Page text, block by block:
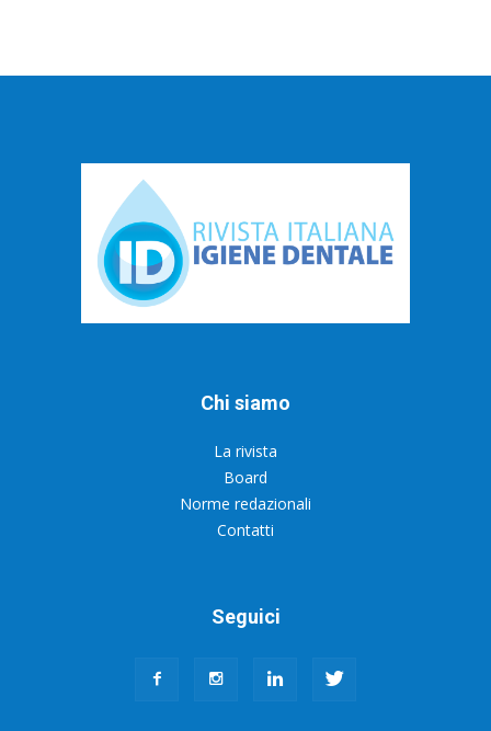
Chi siamo
La rivista
Board
Norme redazionali
Contatti
Seguici